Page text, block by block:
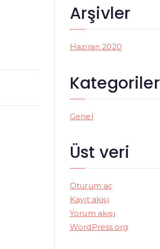
Arşivler
Haziran 2020
Kategoriler
Genel
Üst veri
Oturum aç
Kayıt akışı
Yorum akışı
WordPress.org